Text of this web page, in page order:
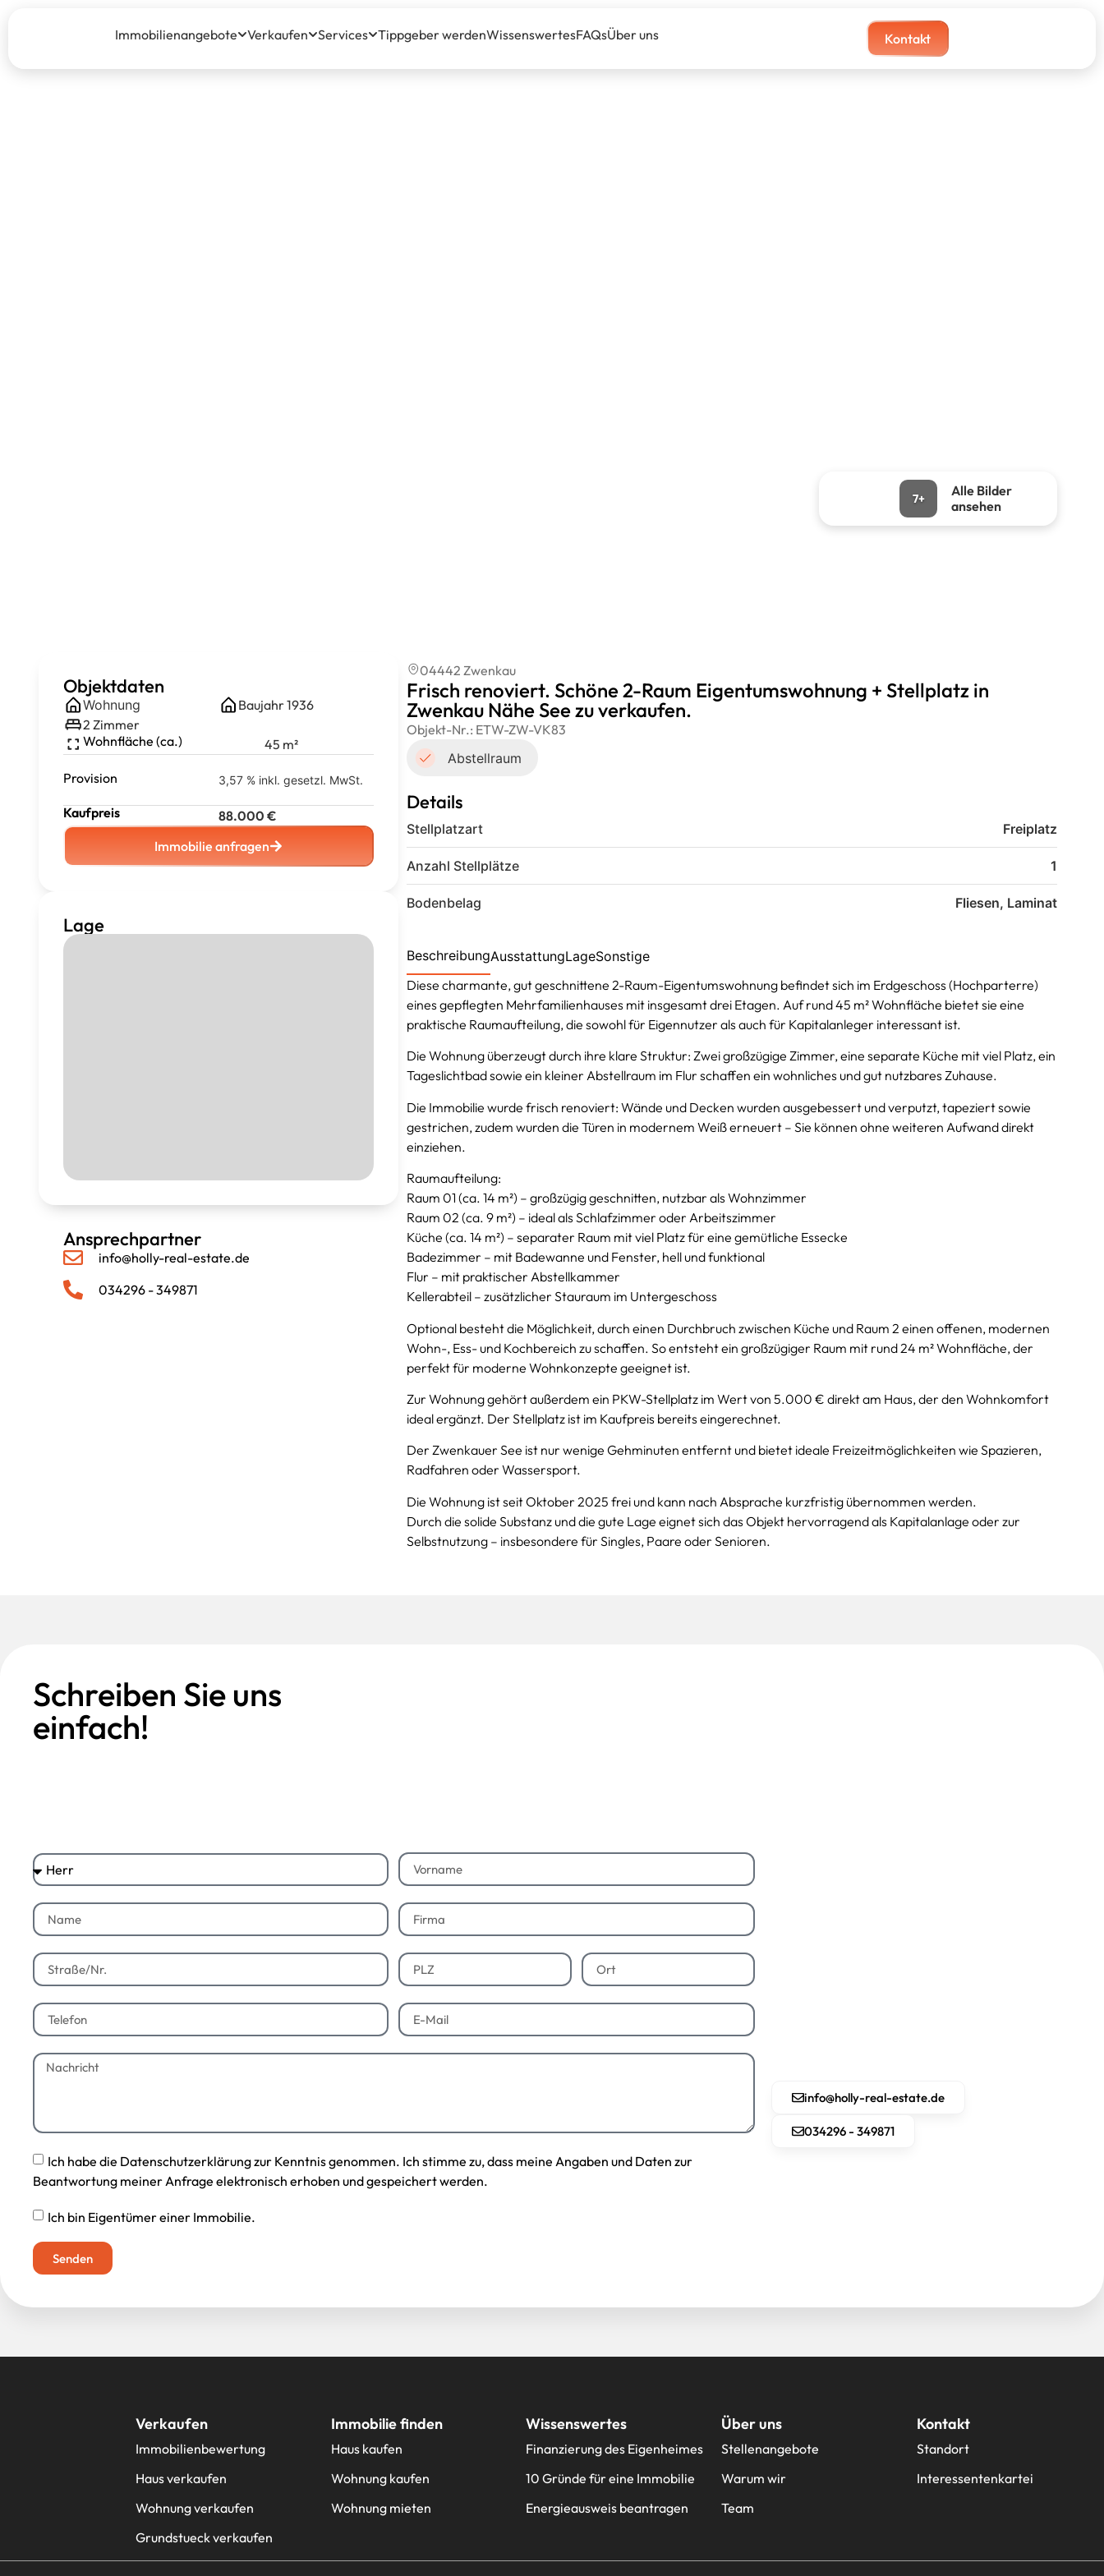
Immobilienangebote Verkaufen Services Tippgeber werdenWissenswertesFAQsÜber uns Kontakt
7+
Alle Bilder
ansehen
Objektdaten
Wohnung Baujahr1936
2 Zimmer
Wohnfläche (ca.)
45 m²
Provision 3,57 % inkl. gesetzl. MwSt.
Kaufpreis 88.000 €
Immobilie anfragen
Lage
Ansprechpartner
info@holly-real-estate.de
034296 - 349871
04442 Zwenkau
Frisch renoviert. Schöne 2-Raum Eigentumswohnung + Stellplatz in
Zwenkau Nähe See zu verkaufen.
Objekt-Nr.: ETW-ZW-VK83
Abstellraum
Details
Stellplatzart Freiplatz
Anzahl Stellplätze 1
Bodenbelag Fliesen, Laminat
BeschreibungAusstattungLageSonstige
Diese charmante, gut geschnittene 2-Raum-Eigentumswohnung befindet sich im Erdgeschoss (Hochparterre)
eines gepflegten Mehrfamilienhauses mit insgesamt drei Etagen. Auf rund 45 m² Wohnfläche bietet sie eine
praktische Raumaufteilung, die sowohl für Eigennutzer als auch für Kapitalanleger interessant ist.
Die Wohnung überzeugt durch ihre klare Struktur: Zwei großzügige Zimmer, eine separate Küche mit viel Platz, ein
Tageslichtbad sowie ein kleiner Abstellraum im Flur schaffen ein wohnliches und gut nutzbares Zuhause.
Die Immobilie wurde frisch renoviert: Wände und Decken wurden ausgebessert und verputzt, tapeziert sowie
gestrichen, zudem wurden die Türen in modernem Weiß erneuert – Sie können ohne weiteren Aufwand direkt
einziehen.
Raumaufteilung:
Raum 01 (ca. 14 m²) – großzügig geschnitten, nutzbar als Wohnzimmer
Raum 02 (ca. 9 m²) – ideal als Schlafzimmer oder Arbeitszimmer
Küche (ca. 14 m²) – separater Raum mit viel Platz für eine gemütliche Essecke
Badezimmer – mit Badewanne und Fenster, hell und funktional
Flur – mit praktischer Abstellkammer
Kellerabteil – zusätzlicher Stauraum im Untergeschoss
Optional besteht die Möglichkeit, durch einen Durchbruch zwischen Küche und Raum 2 einen offenen, modernen
Wohn-, Ess- und Kochbereich zu schaffen. So entsteht ein großzügiger Raum mit rund 24 m² Wohnfläche, der
perfekt für moderne Wohnkonzepte geeignet ist.
Zur Wohnung gehört außerdem ein PKW-Stellplatz im Wert von 5.000 € direkt am Haus, der den Wohnkomfort
ideal ergänzt. Der Stellplatz ist im Kaufpreis bereits eingerechnet.
Der Zwenkauer See ist nur wenige Gehminuten entfernt und bietet ideale Freizeitmöglichkeiten wie Spazieren,
Radfahren oder Wassersport.
Die Wohnung ist seit Oktober 2025 frei und kann nach Absprache kurzfristig übernommen werden.
Durch die solide Substanz und die gute Lage eignet sich das Objekt hervorragend als Kapitalanlage oder zur
Selbstnutzung – insbesondere für Singles, Paare oder Senioren.
Schreiben Sie uns
einfach!
Ich habe die Datenschutzerklärung zur Kenntnis genommen. Ich stimme zu, dass meine Angaben und Daten zur
Beantwortung meiner Anfrage elektronisch erhoben und gespeichert werden.
Ich bin Eigentümer einer Immobilie.
Senden
info@holly-real-estate.de
034296 - 349871
Verkaufen
Immobilienbewertung
Haus verkaufen
Wohnung verkaufen
Grundstueck verkaufen
Immobilie finden
Haus kaufen
Wohnung kaufen
Wohnung mieten
Wissenswertes
Finanzierung des Eigenheimes
10 Gründe für eine Immobilie
Energieausweis beantragen
Über uns
Stellenangebote
Warum wir
Team
Kontakt
Standort
Interessentenkartei